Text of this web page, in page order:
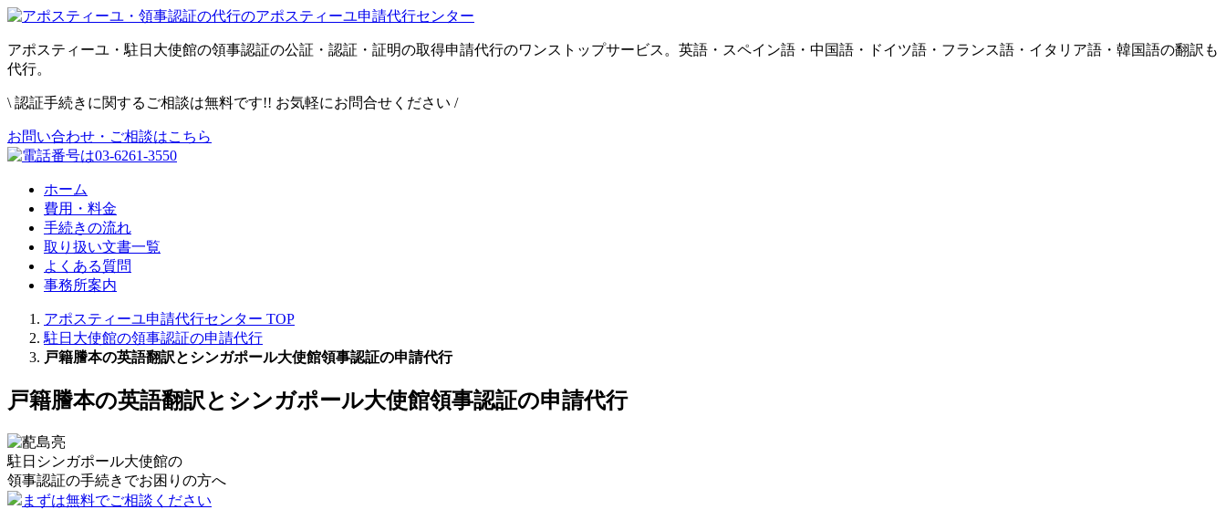
アポスティーユ・駐日大使館の領事認証の公証・認証・証明の取得申請代行のワンストップサービス。英語・スペイン語・中国語・ドイツ語・フランス語・イタリア語・韓国語の翻訳も
代行。
\ 認証手続きに関するご相談は無料です!! お気軽にお問合せください /
お問い合わせ・ご相談はこちら
ホーム
費用・料金
手続きの流れ
取り扱い文書一覧
よくある質問
事務所案内
アポスティーユ申請代行センター TOP
駐日大使館の領事認証の申請代行
戸籍謄本の英語翻訳とシンガポール大使館領事認証の申請代行
戸籍謄本の英語翻訳とシンガポール大使館領事認証の申請代行
駐日シンガポール大使館の
領事認証の手続きでお困りの方へ
まずは無料でご相談ください